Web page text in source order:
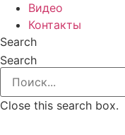
Видео
Контакты
Search
Search
Close this search box.